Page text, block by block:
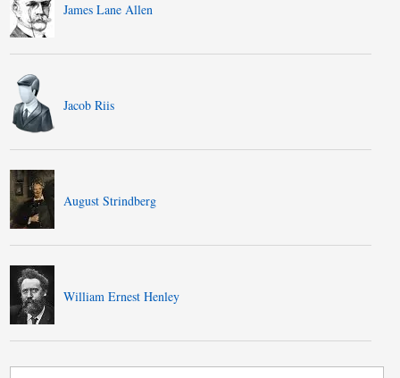
James Lane Allen
Jacob Riis
August Strindberg
William Ernest Henley